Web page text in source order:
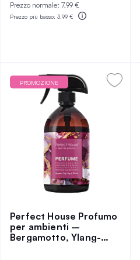
Prezzo normale: 7,99 €
Prezzo più basso: 3,99 €
PROMOZIONE
Perfect House Profumo
per ambienti –
Bergamotto, Ylang-